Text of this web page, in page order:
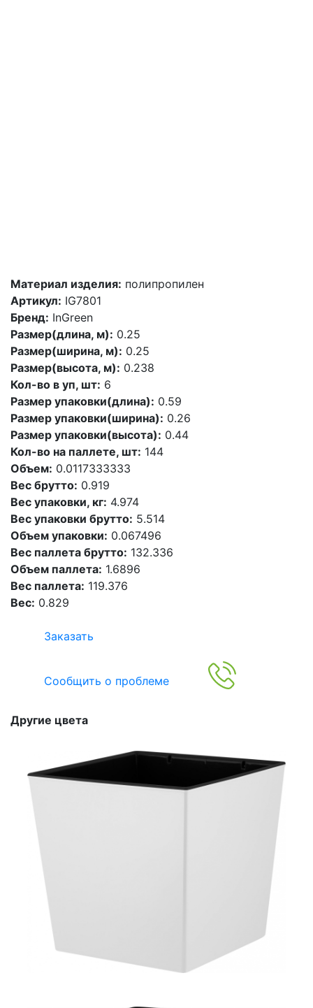
Материал изделия: полипропилен
Артикул: IG7801
Бренд: InGreen
Размер(длина, м): 0.25
Размер(ширина, м): 0.25
Размер(высота, м): 0.238
Кол-во в уп, шт: 6
Размер упаковки(длина): 0.59
Размер упаковки(ширина): 0.26
Размер упаковки(высота): 0.44
Кол-во на паллете, шт: 144
Объем: 0.0117333333
Вес брутто: 0.919
Вес упаковки, кг: 4.974
Вес упаковки брутто: 5.514
Объем упаковки: 0.067496
Вес паллета брутто: 132.336
Объем паллета: 1.6896
Вес паллета: 119.376
Вес: 0.829
Заказать
Сообщить о проблеме
Другие цвета